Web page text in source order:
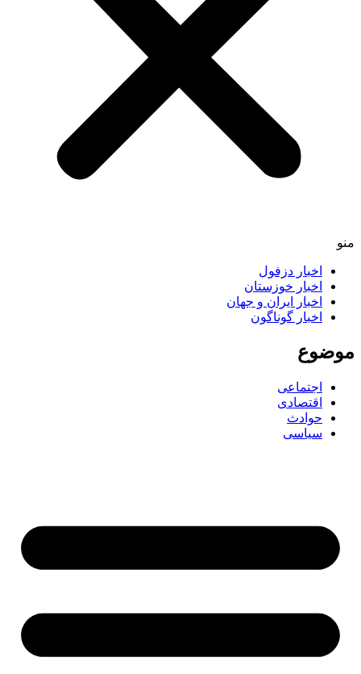
اخبار دزفول
اخبار خوزستان
اخبار ایران و جهان
اخبار گوناگون
اجتماعی
اقتصادی
حوادث
سیاسی